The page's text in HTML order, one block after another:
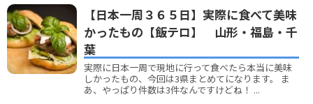
【日本一周３６５日】実際に食べて美味
かったもの【飯テロ】 山形・福島・千
葉
実際に日本一周で現地に行って食べたら本当に美味
しかったもの、今回は3県まとめてになります。 ま
あ、やっぱり件数は3件なんですけどね！ ...